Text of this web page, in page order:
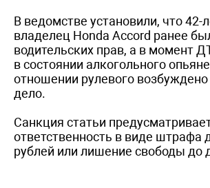
В ведомстве установили, что 42-
владелец Honda Accord ранее
водительских прав, а в момент
в состоянии алкогольного
отношении рулевого возбуждено
дело.
Санкция статьи
ответственность в виде штрафа
рублей или лишение свободы до